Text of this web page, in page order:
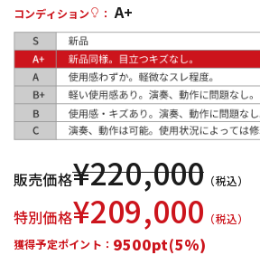
コンディション
： A+
販売価格¥220,000 （税込）
特別価格¥209,000 （税込）
獲得予定ポイント： 9500pt(5%)